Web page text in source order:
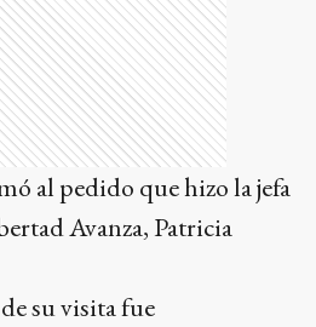
al pedido que hizo la jefa
Avanza, Patricia
su visita fue